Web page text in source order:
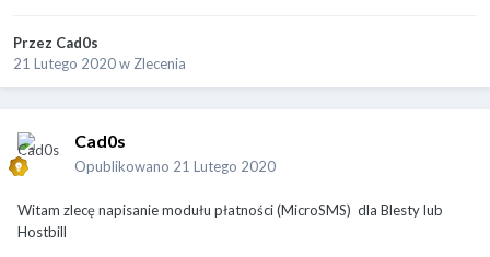
Przez Cad0s
21 Lutego 2020wZlecenia
Cad0s
Opublikowano 21 Lutego 2020
Witam zlecę napisanie modułu płatności (MicroSMS) dla Blesty lub
Hostbill